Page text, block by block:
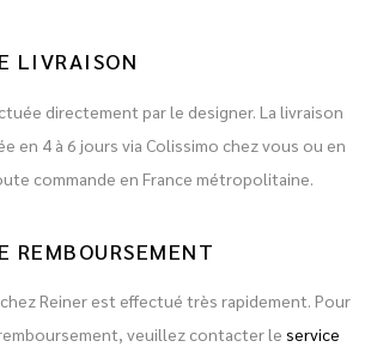
LIVRAISON
directement par le designer. La livraison
en 4 à 6 jours via Colissimo chez vous ou en
commande en France métropolitaine.
REMBOURSEMENT
Reiner est effectué très rapidement. Pour
veuillez contacter le service